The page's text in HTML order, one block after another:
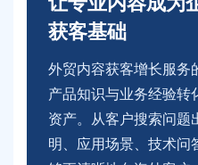
获客基础
外贸内容获客增长服务
产品知识与业务经验转
资产。从客户搜索问题
明、应用场景、技术问